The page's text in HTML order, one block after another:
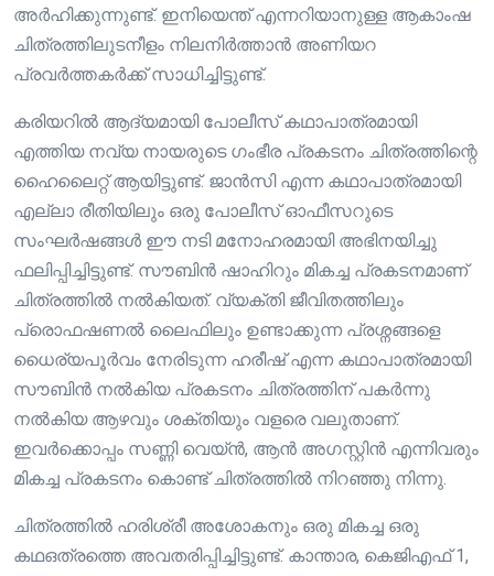
അർഹിക്കുന്നുണ്ട്. ഇനിയെന്ത് എന്നറിയാനുള്ള ആകാംഷ
ചിത്രത്തിലുടനീളം നിലനിർത്താൻ അണിയറ
പ്രവർത്തകർക്ക് സാധിച്ചിട്ടുണ്ട്.
കരിയറിൽ ആദ്യമായി പോലീസ് കഥാപാത്രമായി
എത്തിയ നവ്യ നായരുടെ ഗംഭീര പ്രകടനം ചിത്രത്തിന്റെ
ഹൈലൈറ്റ് ആയിട്ടുണ്ട്. ജാൻസി എന്ന കഥാപാത്രമായി
എല്ലാ രീതിയിലും ഒരു പോലീസ് ഓഫീസറുടെ
സംഘർഷങ്ങൾ ഈ നടി മനോഹരമായി അഭിനയിച്ചു
ഫലിപ്പിച്ചിട്ടുണ്ട്. സൗബിൻ ഷാഹിറും മികച്ച പ്രകടനമാണ്
ചിത്രത്തിൽ നൽകിയത്. വ്യക്തി ജീവിതത്തിലും
പ്രൊഫഷണൽ ലൈഫിലും ഉണ്ടാക്കുന്ന പ്രശ്നങ്ങളെ
ധൈര്യപൂർവം നേരിടുന്ന ഹരീഷ് എന്ന കഥാപാത്രമായി
സൗബിൻ നൽകിയ പ്രകടനം ചിത്രത്തിന് പകർന്നു
നൽകിയ ആഴവും ശക്തിയും വളരെ വലുതാണ്.
ഇവർക്കൊപ്പം സണ്ണി വെയ്ൻ, ആൻ അഗസ്റ്റിൻ എന്നിവരും
മികച്ച പ്രകടനം കൊണ്ട് ചിത്രത്തിൽ നിറഞ്ഞു നിന്നു.
ചിത്രത്തിൽ ഹരിശ്രീ അശോകനും ഒരു മികച്ച ഒരു
കഥഒത്രത്തെ അവതരിപ്പിച്ചിട്ടുണ്ട്. കാന്താര, കെജിഎഫ് 1,